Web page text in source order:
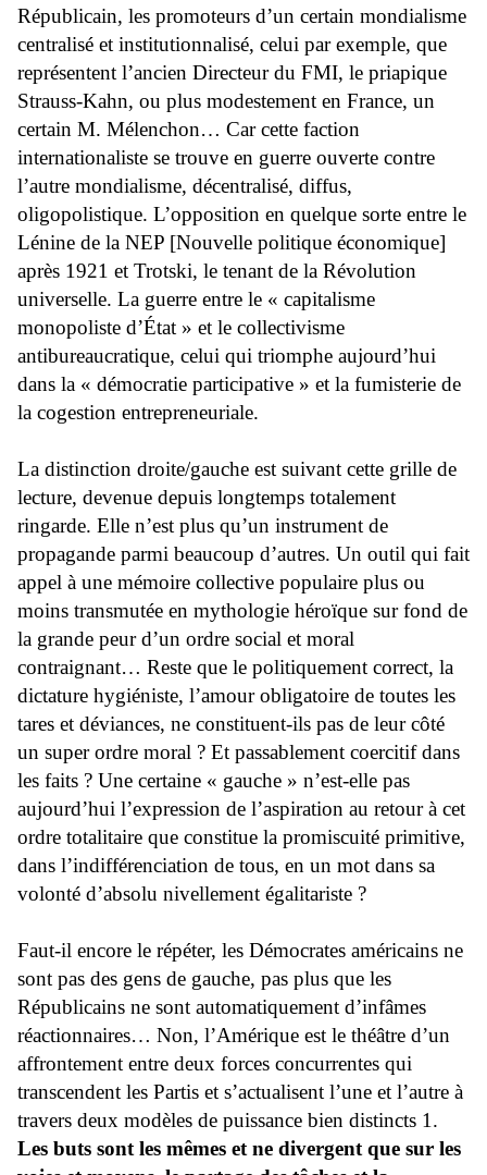
Républicain, les promoteurs d’un certain mondialisme
centralisé et institutionnalisé, celui par exemple, que
représentent l’ancien Directeur du FMI, le priapique
Strauss-Kahn, ou plus modestement en France, un
certain M. Mélenchon… Car cette faction
internationaliste se trouve en guerre ouverte contre
l’autre mondialisme, décentralisé, diffus,
oligopolistique. L’opposition en quelque sorte entre le
Lénine de la NEP [Nouvelle politique économique]
après 1921 et Trotski, le tenant de la Révolution
universelle. La guerre entre le « capitalisme
monopoliste d’État » et le collectivisme
antibureaucratique, celui qui triomphe aujourd’hui
dans la « démocratie participative » et la fumisterie de
la cogestion entrepreneuriale.
La distinction droite/gauche est suivant cette grille de
lecture, devenue depuis longtemps totalement
ringarde. Elle n’est plus qu’un instrument de
propagande parmi beaucoup d’autres. Un outil qui fait
appel à une mémoire collective populaire plus ou
moins transmutée en mythologie héroïque sur fond de
la grande peur d’un ordre social et moral
contraignant… Reste que le politiquement correct, la
dictature hygiéniste, l’amour obligatoire de toutes les
tares et déviances, ne constituent-ils pas de leur côté
un super ordre moral ? Et passablement coercitif dans
les faits ? Une certaine « gauche » n’est-elle pas
aujourd’hui l’expression de l’aspiration au retour à cet
ordre totalitaire que constitue la promiscuité primitive,
dans l’indifférenciation de tous, en un mot dans sa
volonté d’absolu nivellement égalitariste ?
Faut-il encore le répéter, les Démocrates américains ne
sont pas des gens de gauche, pas plus que les
Républicains ne sont automatiquement d’infâmes
réactionnaires… Non, l’Amérique est le théâtre d’un
affrontement entre deux forces concurrentes qui
transcendent les Partis et s’actualisent l’une et l’autre à
travers deux modèles de puissance bien distincts 1.
Les buts sont les mêmes et ne divergent que sur les